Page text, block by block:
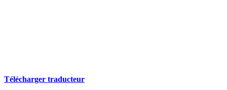
Télécharger traducteur